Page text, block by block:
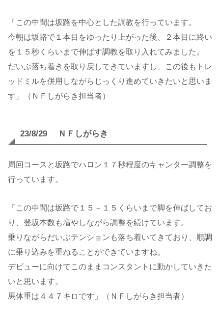
「この中間は坂路を中心とした調教を行っています。
今朝は坂路で１本目をゆったり上がった後、２本目に終い
を１５秒くらいまで伸ばす調教を取り入れてみました。
だいぶ落ち着きを取り戻してきていますし、この後もトレ
ッドミルを併用しながらじっくり進めていきたいと思いま
す」（ＮＦしがらき担当者）
23/8/29 ＮＦしがらき
周回コースと坂路でハロン１７秒程度のキャンター調整を
行っています。
「この中間は坂路で１５－１５くらいまで脚を伸ばしてお
り、登坂本数も増やしながら調整を続けています。
乗りながらだいぶテンションも落ち着いてきており、順調
に乗り込みを重ねることができていますね。
デビューに向けてこのままコンスタントに動かしていきた
いと思います。
馬体重は４４７キロです」（ＮＦしがらき担当者）